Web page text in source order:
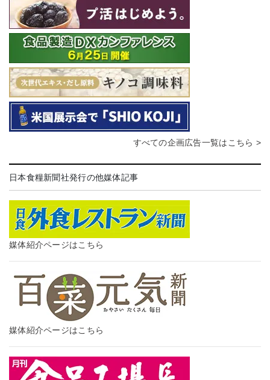
すべての企画広告一覧はこちら >
日本食糧新聞社発行の他媒体記事
媒体紹介ページはこちら
媒体紹介ページはこちら